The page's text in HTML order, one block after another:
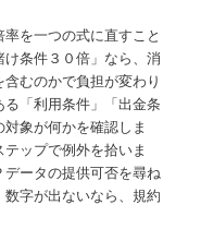
を一つの式に直すこと
条件３０倍」なら、消
むのかで負担が変わり
「利用条件」「出金条
象が何かを確認しま
ップで例外を拾いま
ータの提供可否を尋ね
字が出ないなら、規約